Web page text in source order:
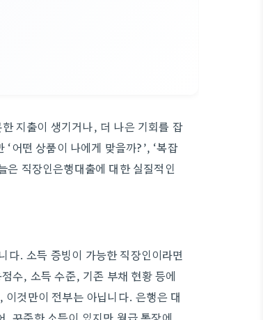
지출이 생기거나, 더 나은 기회를 잡
어떤 상품이 나에게 맞을까?’, ‘복잡
은 직장인은행대출에 대한 실질적인
다. 소득 증빙이 가능한 직장인이라면
수, 소득 수준, 기존 부채 현황 등에
이것만이 전부는 아닙니다. 은행은 대